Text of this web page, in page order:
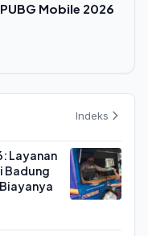
Mobile 2026
Indeks
Layanan
Badung